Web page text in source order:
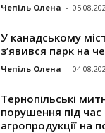
Чепіль Олена -
У канадському
з’явився парк на
Чепіль Олена -
Тернопільські
порушення під час
агропродукції на